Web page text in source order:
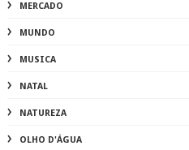
MERCADO
MUNDO
MUSICA
NATAL
NATUREZA
OLHO D'ÁGUA